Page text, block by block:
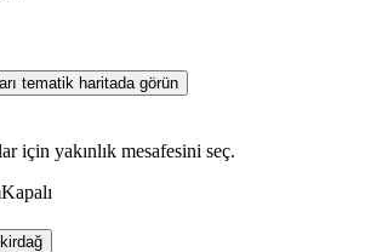
tematik haritada görün
için yakınlık mesafesini seç.
Kapalı